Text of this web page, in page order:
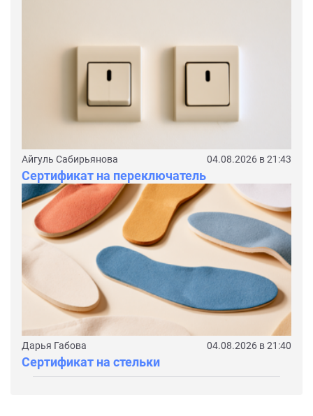
Айгуль Сабирьянова 04.08.2026 в 21:43
Сертификат на переключатель
Дарья Габова 04.08.2026 в 21:40
Сертификат на стельки